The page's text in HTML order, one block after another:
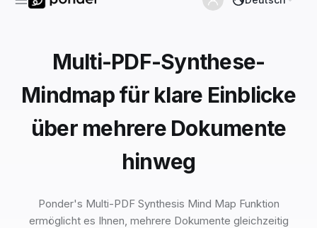
Multi-PDF-Synthese-
Mindmap für klare Einblicke
über mehrere Dokumente
hinweg
Ponder's Multi-PDF Synthesis Mind Map Funktion
ermöglicht es Ihnen, mehrere Dokumente gleichzeitig